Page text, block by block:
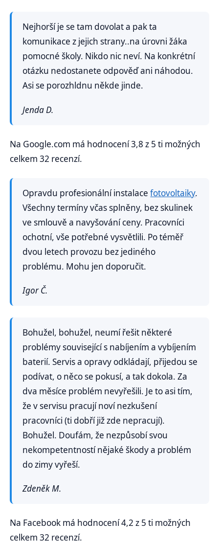
Nejhorší je se tam dovolat a pak ta
komunikace z jejich strany..na úrovni žáka
pomocné školy. Nikdo nic neví. Na konkrétní
otázku nedostanete odpověď ani náhodou.
Asi se porozhldnu někde jinde.
Jenda D.
Na Google.com má hodnocení 3,8 z 5 ti možných
celkem 32 recenzí.
Opravdu profesionální instalacefotovoltaiky.
Všechny termíny včas splněny, bez skulinek
ve smlouvě a navyšování ceny. Pracovníci
ochotní, vše potřebné vysvětlili. Po téměř
dvou letech provozu bez jediného
problému. Mohu jen doporučit.
Igor Č.
Bohužel, bohužel, neumí řešit některé
problémy související s nabíjením a vybíjením
baterií. Servis a opravy odkládají, přijedou se
podívat, o něco se pokusí, a tak dokola. Za
dva měsíce problém nevyřešili. Je to asi tím,
že v servisu pracují noví nezkušení
pracovníci (ti dobří již zde nepracují).
Bohužel. Doufám, že nezpůsobí svou
nekompetentností nějaké škody a problém
do zimy vyřeší.
Zdeněk M.
Na Facebook má hodnocení 4,2 z 5 ti možných
celkem 32 recenzí.